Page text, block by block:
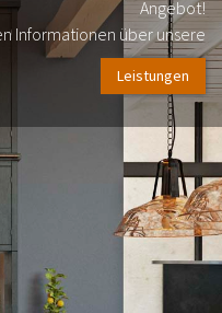
Angebot!
Informationen über unsere
Leistungen